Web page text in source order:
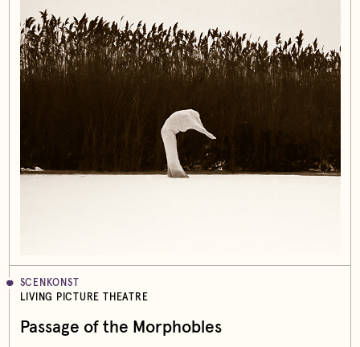
SCENKONST
LIVING PICTURE THEATRE
Passage of the Morphobles